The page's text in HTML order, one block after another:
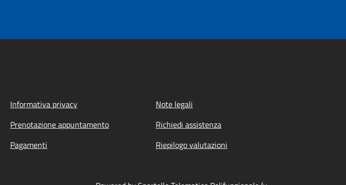
Informativa privacy
Note legali
Prenotazione appuntamento
Richiedi assistenza
Pagamenti
Riepilogo valutazioni